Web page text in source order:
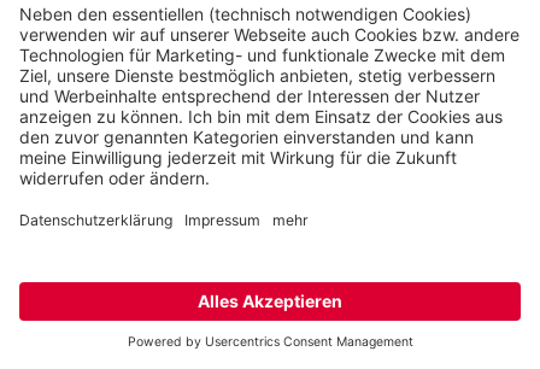
Reduziert Ablenkungen, verbessert den Fokus